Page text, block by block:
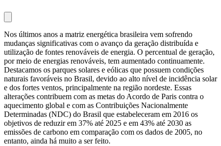
Nos últimos anos a matriz energética brasileira vem sofrendo
mudanças significativas com o avanço da geração distribuída e
utilização de fontes renováveis de energia. O percentual de geração,
por meio de energias renováveis, tem aumentado continuamente.
Destacamos os parques solares e eólicas que possuem condições
naturais favoráveis no Brasil, devido ao alto nível de incidência solar
e dos fortes ventos, principalmente na região nordeste. Essas
alterações contribuem com as metas do Acordo de Paris contra o
aquecimento global e com as Contribuições Nacionalmente
Determinadas (NDC) do Brasil que estabeleceram em 2016 os
objetivos de reduzir em 37% até 2025 e em 43% até 2030 as
emissões de carbono em comparação com os dados de 2005, no
entanto, ainda há muito a ser feito.